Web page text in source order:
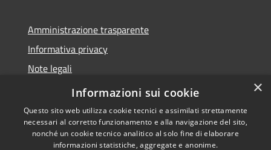
Amministrazione trasparente
Informativa privacy
Note legali
Dichiarazione di accessibilità
×
Informazioni sui cookie
Questo sito web utilizza cookie tecnici e assimilati strettamente
necessari al corretto funzionamento e alla navigazione del sito,
nonché un cookie tecnico analitico al solo fine di elaborare
informazioni statistiche, aggregate e anonime.